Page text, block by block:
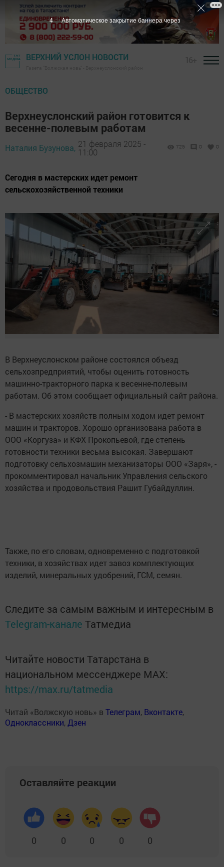
ВЕРХНИЙ УСЛОН НОВОСТИ
ОБЩЕСТВО
Верхнеуслонский район готовится к
весенне-полевым работам
Наталия Бузунова, 21 февраля 2025 -
11:00
725 0 0
Сегодня в мастерских идет ремонт
сельскохозяйственной техники
В Верхнеуслонском районе состоялся объезд
сельхозпредприятий, чтобы оценить готовность
машинно-тракторного парка к весенне-полевым
работам. Об этом сообщает официальный сайт района.
- В мастерских хозяйств полным ходом идет ремонт
машин и тракторов. Хорошо организована работа в
ООО «Коргуза» и КФХ Прокопьевой, где степень
готовности техники весьма высокая. Завершают
подготовку сельхозмашин механизаторы ООО «Заря», -
прокомментировал начальник Управления сельского
хозяйства и продовольствия Рашит Губайдуллин.
Также, по его словам, одновременно с подготовкой
техники, в хозяйствах идет завоз комплектующих
изделий, минеральных удобрений, ГСМ, семян.
Следите за самым важным и интересным в
Telegram-канале Татмедиа
Читайте новости Татарстана в
национальном мессенджере MАХ:
https://max.ru/tatmedia
Читай «Волжскую новь» в Телеграм, Вконтакте,
Одноклассники, Дзен
Оставляйте реакции
0 0 0 0 0
2 Автоматическое закрытие баннера через